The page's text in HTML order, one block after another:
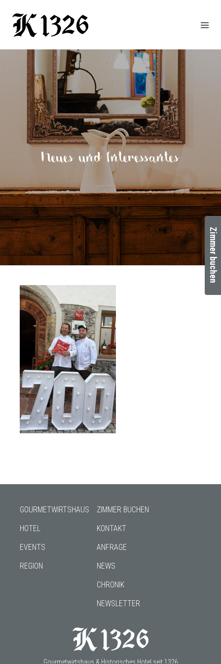
HOTEL
EVENTS
REGION
ZIMMER
BUCHEN
KONTAKT
ANFRAGE
Neues und Interessantes
GOURMETWIRTSHAUS
HOTEL
EVENTS
REGION
ZIMMER BUCHEN
KONTAKT
ANFRAGE
NEWS
CHRONIK
NEWSLETTER
Gourmetwirtshaus & Historisches Hotel seit 1326
Zimmer buchen